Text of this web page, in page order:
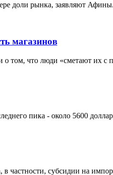
доли рынка, заявляют Афины.
магазинов
том, что люди «сметают их с
пика - около 5600
субсидии на